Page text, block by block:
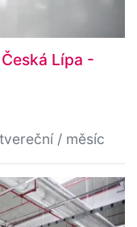
Lípa -
/ měsíc